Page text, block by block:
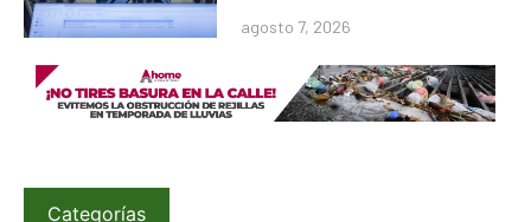
agosto 7, 2026
Categorías